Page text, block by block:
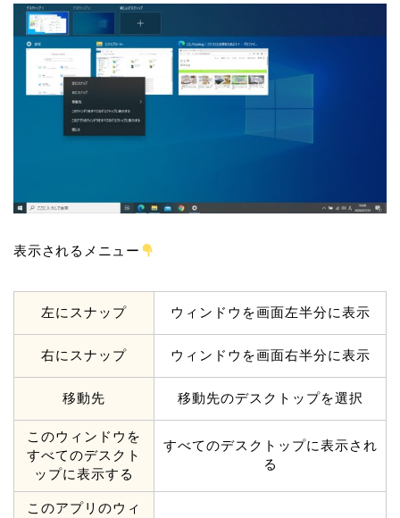
表示されるメニュー
左にスナップ ウィンドウを画面左半分に表示
右にスナップ ウィンドウを画面右半分に表示
移動先 移動先のデスクトップを選択
このウィンドウを
すべてのデスクト
ップに表示する
すべてのデスクトップに表示され
る
このアプリのウィ